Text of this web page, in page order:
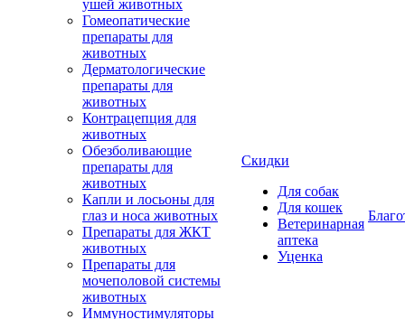
ушей животных
Гомеопатические
препараты для
животных
Дерматологические
препараты для
животных
Контрацепция для
животных
Обезболивающие
препараты для
животных
Капли и лосьоны для
глаз и носа животных
Препараты для ЖКТ
животных
Препараты для
мочеполовой системы
животных
Иммуностимуляторы
Скидки
Для собак
Для кошек
Ветеринарная
аптека
Уценка